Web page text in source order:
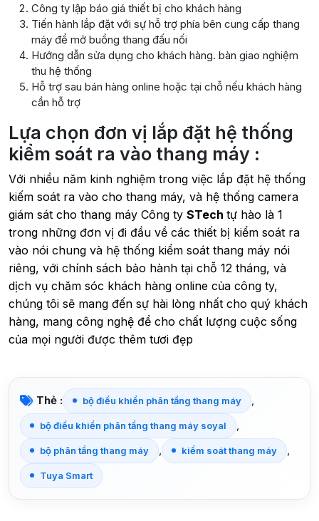
Công ty lập báo giá thiết bị cho khách hàng
Tiến hành lắp đặt với sự hỗ trợ phía bên cung cấp thang
máy để mở buồng thang đấu nối
Hướng dẫn sửa dụng cho khách hàng. bàn giao nghiệm
thu hệ thống
Hỗ trợ sau bán hàng online hoặc tại chỗ nếu khách hàng
cần hỗ trợ
Lựa chọn đơn vị lắp đặt hệ thống
kiểm soát ra vào thang máy :
Với nhiều năm kinh nghiệm trong việc lắp đặt hệ thống
kiếm soát ra vào cho thang máy, và hệ thống camera
giám sát cho thang máy Công ty STech tự hào là 1
trong những đơn vị đi đầu về các thiết bị kiểm soát ra
vào nói chung và hệ thống kiểm soát thang máy nói
riêng, với chính sách bảo hành tại chỗ 12 tháng, và
dịch vụ chăm sóc khách hàng online của công ty,
chúng tôi sẽ mang đến sự hài lòng nhất cho quý khách
hàng, mang công nghệ để cho chất lượng cuộc sống
của mọi người được thêm tươi đẹp
Thẻ : bộ điều khiển phân tầng thang máy ,
bộ điều khiển phân tầng thang máy soyal ,
bộ phân tầng thang máy , kiểm soát thang máy ,
Tuya Smart